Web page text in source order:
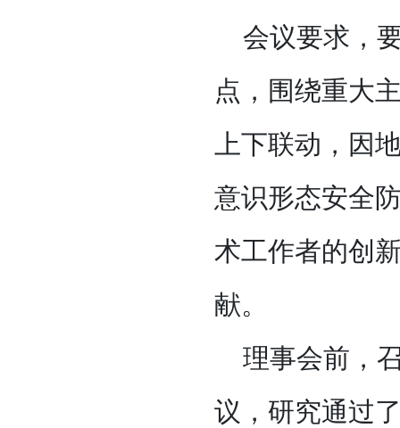
会议要求，
点，围绕重大
上下联动，因
意识形态安全
术工作者的创
献。
理事会前，
议，研究通过